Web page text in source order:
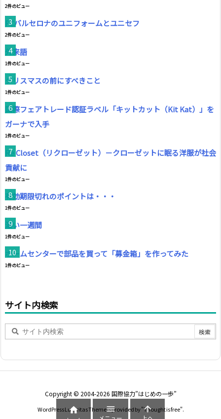
2件のビュー
FCバルセロナのユニフォームとユニセフ
2件のビュー
外来語
1件のビュー
クリスマスの前にすべきこと
1件のビュー
国際フェアトレード認証ラベル「キットカット（Kit Kat）」を
ガーナで入手
1件のビュー
Re Closet（リクローゼット）－クローゼットに眠る洋服が社会
貢献に
1件のビュー
有効期限切れのポイントは・・・
1件のビュー
濃い一週間
1件のビュー
ホームセンターで部品を買って「募金箱」を作ってみた
1件のビュー
サイト内検索
Copyright © 2004-2026 国際協力”はじめの一歩”
WordPress Luxeritas Theme is provided by "Thought is free".
  